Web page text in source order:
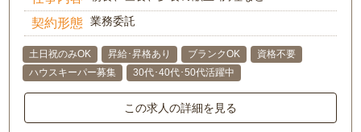
契約形態 業務委託
土日祝のみOK 昇給･昇格あり ブランクOK
資格不要
ハウスキーパー募集
30代･40代･50代活躍中
この求人の詳細を見る